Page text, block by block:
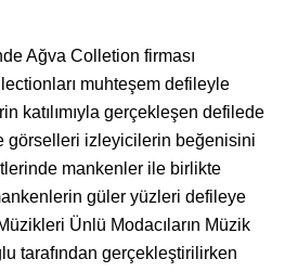
Ağva Colletion firması
muhteşem defileyle
katılımıyla gerçekleşen defilede
görselleri izleyicilerin beğenisini
mankenler ile birlikte
güler yüzleri defileye
Ünlü Modacıların Müzik
tarafından gerçekleştirilirken